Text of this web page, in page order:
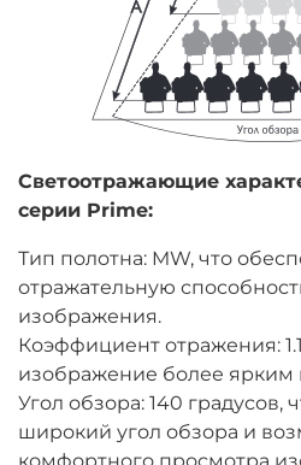
Светоотражающие
серии Prime:
Тип полотна: MW, что
отражательную
изображения.
Коэффициент отражения:
изображение более
Угол обзора: 140 градусов,
широкий угол обзора и